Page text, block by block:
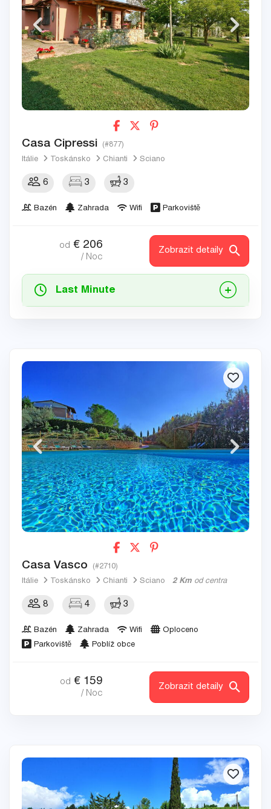
Casa Cipressi (#877)
Itálie Toskánsko Chianti Sciano
6 3 3
Bazén Zahrada Wifi Parkoviště
od € 206
/ Noc
Zobrazit detaily
Last Minute
Casa Vasco (#2710)
Itálie Toskánsko Chianti Sciano 2 Km od centra
8 4 3
Bazén Zahrada Wifi
Oploceno
Parkoviště
Poblíž obce
od € 159
/ Noc
Zobrazit detaily